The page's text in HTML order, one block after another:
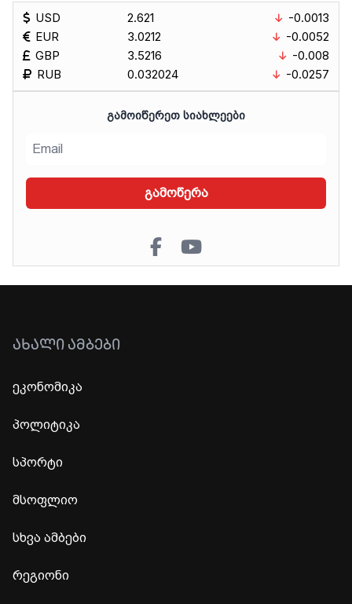
USD
EUR
GBP
RUB
2.621
3.0212
3.5216
0.032024
-0.0013
-0.0052
-0.008
-0.0257
ᲒᲐᲛᲝᲘᲬᲔᲠᲔᲗ ᲡᲘᲐᲮᲚᲔᲔᲑᲘ
გამოწერა
ᲐᲮᲐᲚᲘ ᲐᲛᲑᲔᲑᲘ
ეკონომიკა
პოლიტიკა
სპორტი
მსოფლიო
სხვა ამბები
რეგიონი